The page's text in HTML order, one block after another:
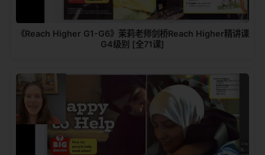
《Reach Higher G1-G6》茉莉老师剑桥Reach Higher精讲课
G4级别 [全71课]